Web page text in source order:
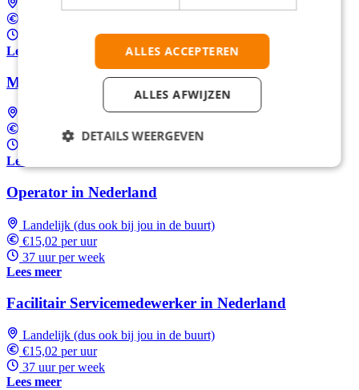
37 uur per week
Lees meer
Machine Operator in Nederland
Landelijk (dus ook bij jou in de buurt)
€15,02 per uur
37 uur per week
Lees meer
Operator in Nederland
Landelijk (dus ook bij jou in de buurt)
€15,02 per uur
37 uur per week
Lees meer
Facilitair Servicemedewerker in Nederland
Landelijk (dus ook bij jou in de buurt)
€15,02 per uur
37 uur per week
Lees meer
ALLES ACCEPTEREN
ALLES AFWIJZEN
DETAILS WEERGEVEN